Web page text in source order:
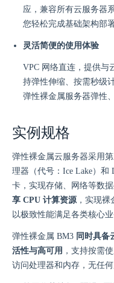
应，兼容所有云服务器
您轻松完成基础架构部署
灵活简便的使用体验
VPC 网络直连，提供与
持弹性伸缩、按需秒级
弹性裸金属服务器弹性
实例规格
弹性裸金属云服务器采用
理器（代号：Ice Lake）和
卡，实现存储、网络等数
享 CPU 计算资源，实现裸
以极致性能满足各类核心业
弹性裸金属 BM3 同时具备
活性与高可用 ，支持按需
访问处理器和内存，无任